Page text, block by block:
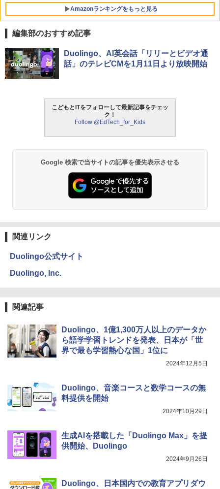
上 KUMON LK-10
￥2,127
Amazonランキングをもっと見る
1
ThinkFun ボードゲーム 「サーキット・
メイズ」 配線回路をプログラミングする
日本語説明書付 8歳~ 76341 誕生日 クリ
￥1,980
物理実験モデル楽器電磁気教材を教える
Galtonplatteの物理的な機器
￥849
Fernrohr:実験用キャビネット
￥4,722
編集部のおすすめ記事
Duolingo、AI英会話「リリーとビデオ通
話」のテレビCMを1月11日より放映開始
こどもとITをフォローして最新記事をチェッ
ク！
Follow @EdTech_for_Kids
Google 検索で当サイトの記事を優先表示させる
関連リンク
Duolingo公式サイト
Duolingo, Inc.
関連記事
Duolingo、1億1,300万人以上のデータか
ら語学学習トレンドを発表、日本が「世
界で最も学習熱心な国」1位に
2024年12月5日
Duolingo、音楽コースと数学コースの無
料提供を開始
2024年10月29日
生成AIを搭載した「Duolingo Max」を提
供開始、Duolingo
2024年9月26日
Duolingo、日本国内での教育アプリダウ